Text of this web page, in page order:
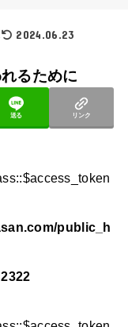
2024.06.23
るために
送る リンク
public_h
2322